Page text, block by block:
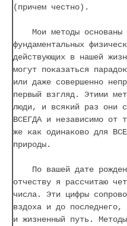
(причем честно).
Мои методы основаны
фундаментальных
действующих в нашей
могут показаться
или даже совершенно
первый взгляд. Этими
люди, и всякий раз они
ВСЕГДА и независимо от
же как одинаково для
природы.
По вашей дате
отчеству я рассчитаю
числа. Эти цифры
вздоха и до последнего,
и жизненный путь.